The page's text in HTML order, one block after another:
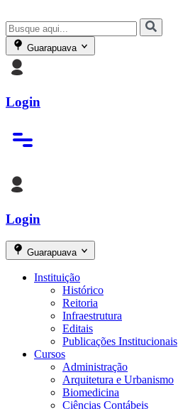
Guarapuava
Login
Login
Guarapuava
Instituição
Histórico
Reitoria
Infraestrutura
Editais
Publicações Institucionais
Cursos
Administração
Arquitetura e Urbanismo
Biomedicina
Ciências Contábeis